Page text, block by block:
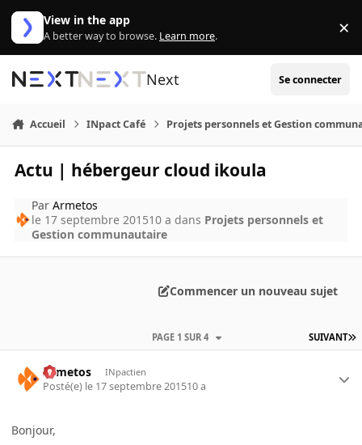
Aller au contenu
View in the app
A better way to browse. Learn more. ×
Next Se connecter
Accueil INpact Café Projets personnels et Gestion
Actu | hébergeur cloud ikoula
ParArmetos
le 17 septembre 201510 a dans Projets personnels et
Gestion communautaire
Commencer un nouveau sujet
SUIVANT
PAGE 1 SUR 4
Armetos INpactien
Posté(e) le 17 septembre 201510 a
Bonjour,